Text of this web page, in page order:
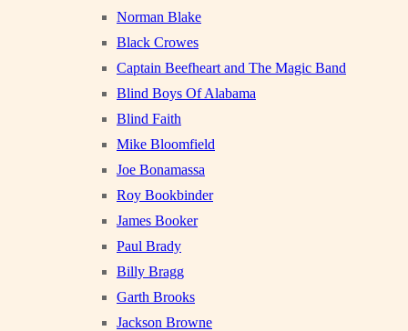
Norman Blake
Black Crowes
Captain Beefheart and The Magic Band
Blind Boys Of Alabama
Blind Faith
Mike Bloomfield
Joe Bonamassa
Roy Bookbinder
James Booker
Paul Brady
Billy Bragg
Garth Brooks
Jackson Browne